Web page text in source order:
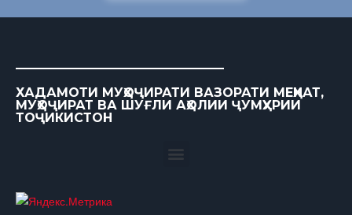
ХАДАМОТИ МУҲОҶИРАТИ ВАЗОРАТИ МЕҲНАТ,
МУҲОҶИРАТ ВА ШУҒЛИ АҲОЛИИ ҶУМҲУРИИ
ТОҶИКИСТОН